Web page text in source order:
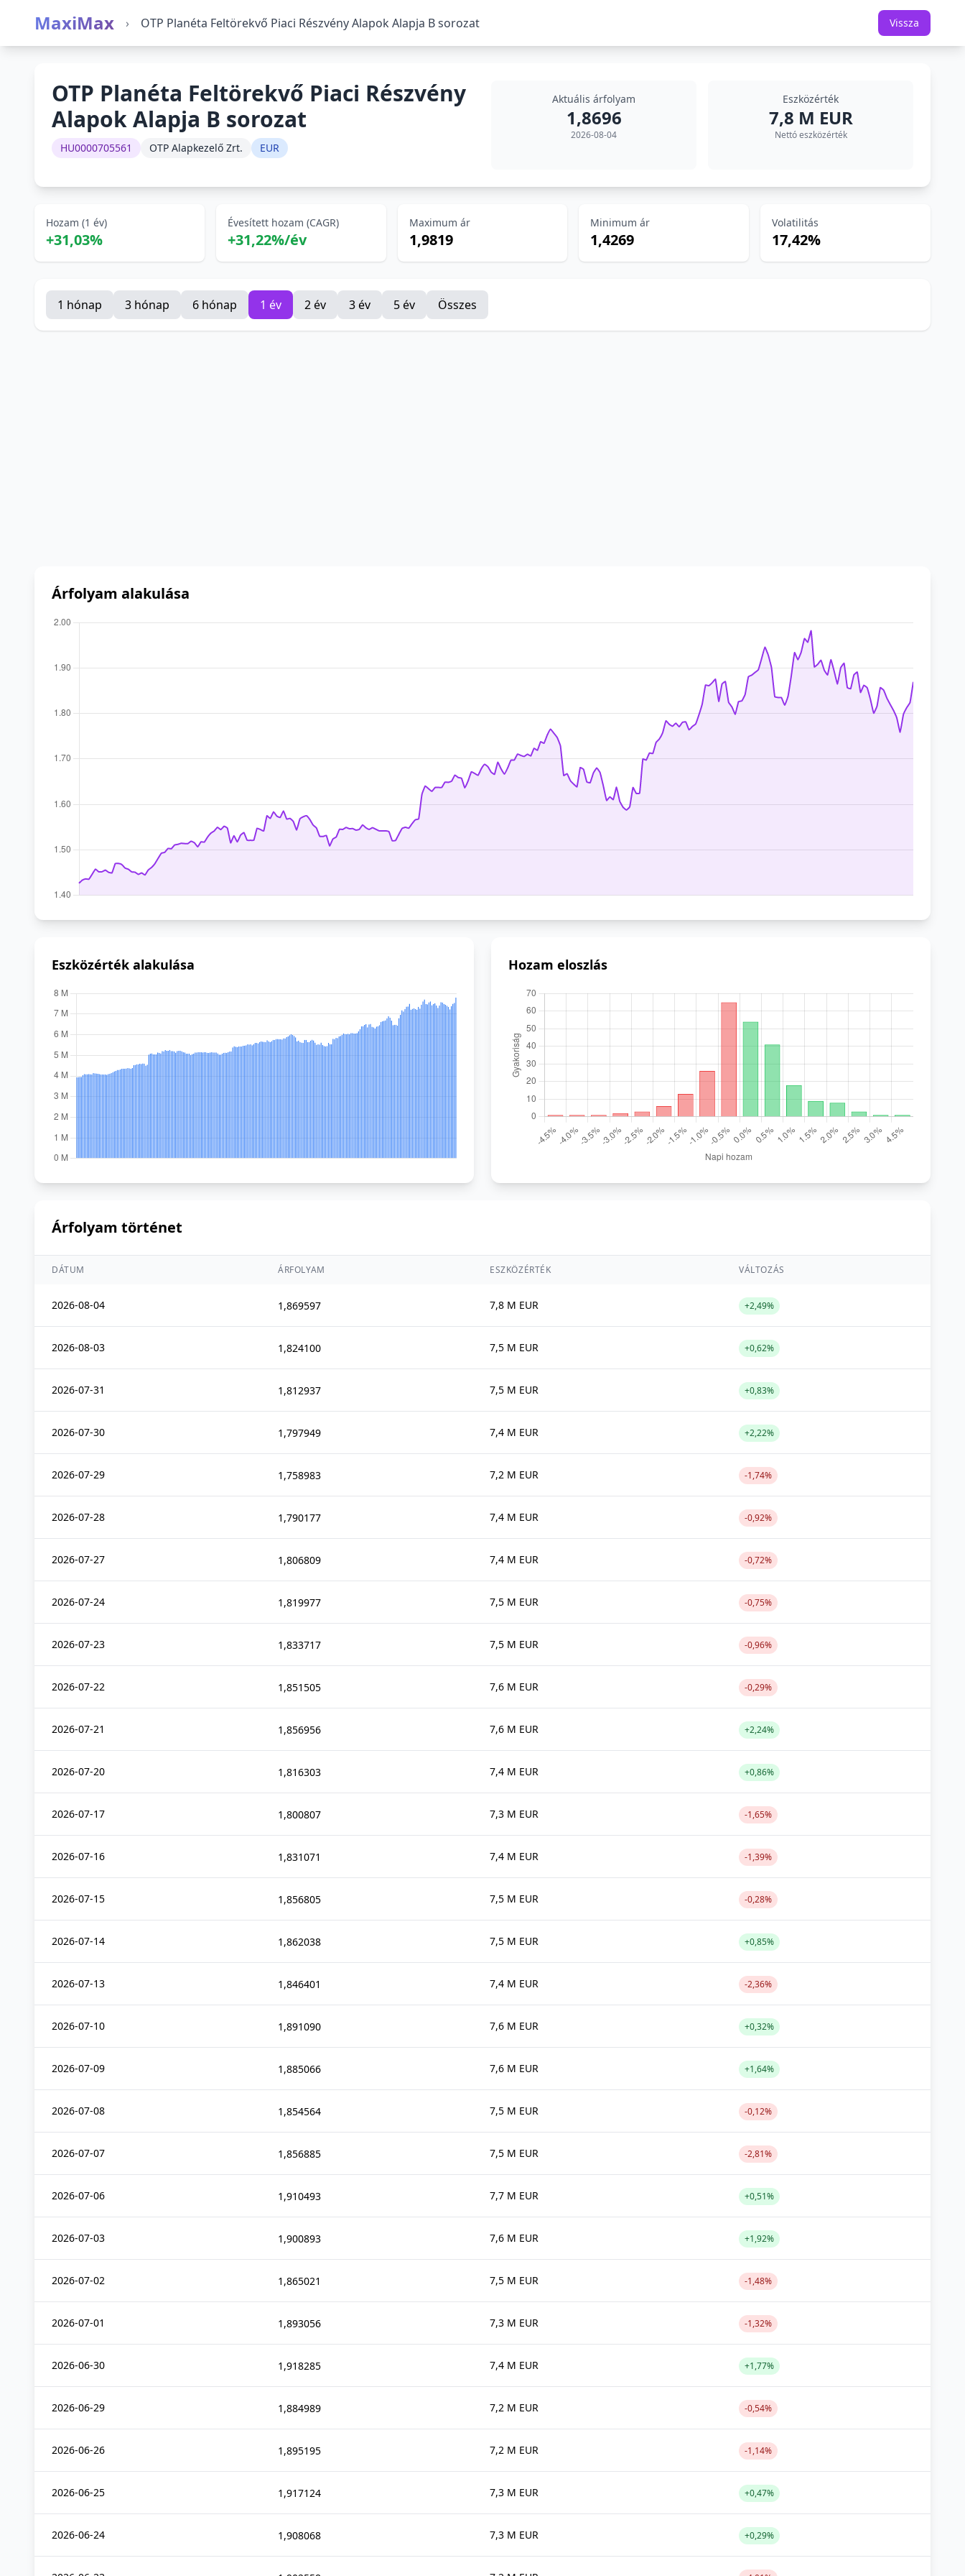
MaxiMax › OTP Planéta Feltörekvő Piaci Részvény Alapok Alapja B sorozat Vissza
OTP Planéta Feltörekvő Piaci Részvény
Alapok Alapja B sorozat
HU0000705561 OTP Alapkezelő Zrt. EUR
Aktuális árfolyam
1,8696
2026-08-04
Eszközérték
7,8 M EUR
Nettó eszközérték
Hozam (1 év)
+31,03%
Évesített hozam (CAGR)
+31,22%/év
Maximum ár
1,9819
Minimum ár
1,4269
Volatilitás
17,42%
1 hónap 3 hónap 6 hónap 1 év 2 év 3 év 5 év Összes
Árfolyam alakulása
Eszközérték alakulása Hozam eloszlás
Árfolyam történet
DÁTUM ÁRFOLYAM ESZKÖZÉRTÉK VÁLTOZÁS
2026-08-04 1,869597 7,8 M EUR +2,49%
2026-08-03 1,824100 7,5 M EUR +0,62%
2026-07-31 1,812937 7,5 M EUR +0,83%
2026-07-30 1,797949 7,4 M EUR +2,22%
2026-07-29 1,758983 7,2 M EUR -1,74%
2026-07-28 1,790177 7,4 M EUR -0,92%
2026-07-27 1,806809 7,4 M EUR -0,72%
2026-07-24 1,819977 7,5 M EUR -0,75%
2026-07-23 1,833717 7,5 M EUR -0,96%
2026-07-22 1,851505 7,6 M EUR -0,29%
2026-07-21 1,856956 7,6 M EUR +2,24%
2026-07-20 1,816303 7,4 M EUR +0,86%
2026-07-17 1,800807 7,3 M EUR -1,65%
2026-07-16 1,831071 7,4 M EUR -1,39%
2026-07-15 1,856805 7,5 M EUR -0,28%
2026-07-14 1,862038 7,5 M EUR +0,85%
2026-07-13 1,846401 7,4 M EUR -2,36%
2026-07-10 1,891090 7,6 M EUR +0,32%
2026-07-09 1,885066 7,6 M EUR +1,64%
2026-07-08 1,854564 7,5 M EUR -0,12%
2026-07-07 1,856885 7,5 M EUR -2,81%
2026-07-06 1,910493 7,7 M EUR +0,51%
2026-07-03 1,900893 7,6 M EUR +1,92%
2026-07-02 1,865021 7,5 M EUR -1,48%
2026-07-01 1,893056 7,3 M EUR -1,32%
2026-06-30 1,918285 7,4 M EUR +1,77%
2026-06-29 1,884989 7,2 M EUR -0,54%
2026-06-26 1,895195 7,2 M EUR -1,14%
2026-06-25 1,917124 7,3 M EUR +0,47%
2026-06-24 1,908068 7,3 M EUR +0,29%